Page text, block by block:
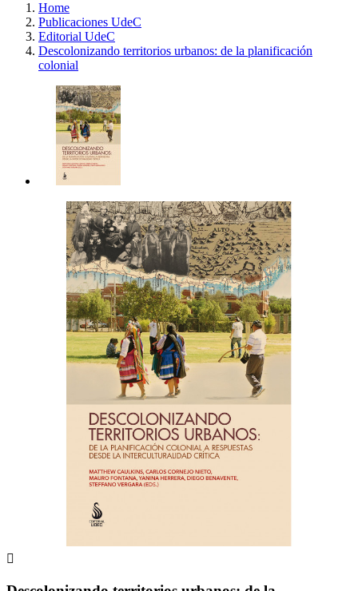
Home
Publicaciones UdeC
Editorial UdeC
Descolonizando territorios urbanos: de la planificación
colonial
